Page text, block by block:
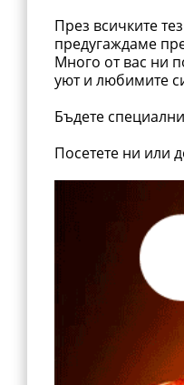
През всичките
предугаждаме
Много от вас ни
уют и любимите
Бъдете
Посетете ни или